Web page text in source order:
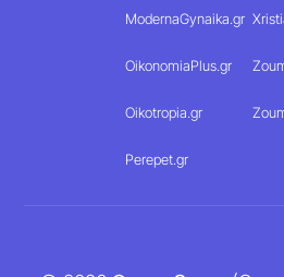
ModernaGynaika.gr
OikonomiaPlus.gr
Oikotropia.gr
Perepet.gr